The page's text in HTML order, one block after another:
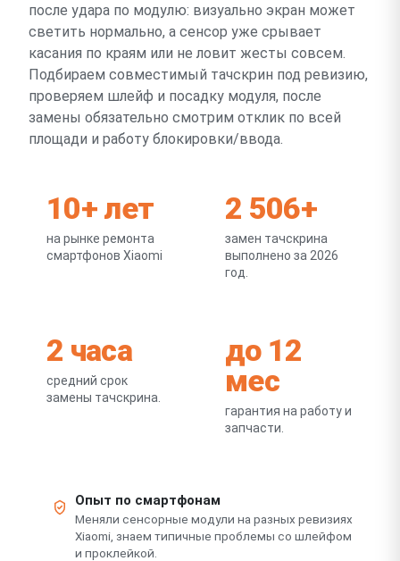
после удара по модулю: визуально экран может
светить нормально, а сенсор уже срывает
касания по краям или не ловит жесты совсем.
Подбираем совместимый тачскрин под ревизию,
проверяем шлейф и посадку модуля, после
замены обязательно смотрим отклик по всей
площади и работу блокировки/ввода.
10+ лет
на рынке ремонта
смартфонов Xiaomi
2 506+
замен тачскрина
выполнено за 2026
год.
2 часа
средний срок
замены тачскрина.
до 12
мес
гарантия на работу и
запчасти.
Опыт по смартфонам
Меняли сенсорные модули на разных ревизиях
Xiaomi, знаем типичные проблемы со шлейфом
и проклейкой.